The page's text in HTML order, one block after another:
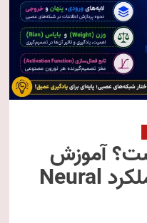
آموزش
کامل ساختار و عملکرد Neural